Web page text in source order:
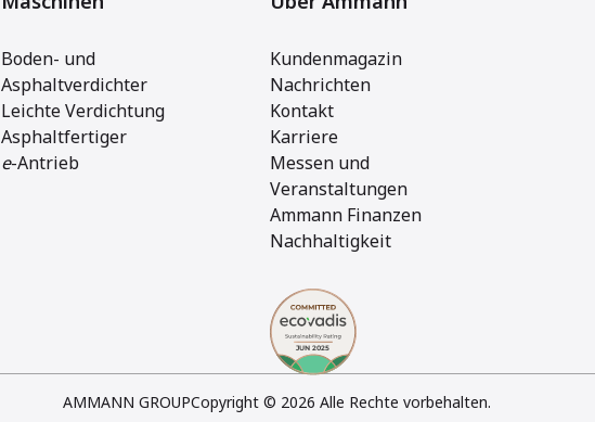
Boden- und
Asphaltverdichter
Leichte Verdichtung
Asphaltfertiger
e-Antrieb
Kundenmagazin
Nachrichten
Kontakt
Karriere
Messen und
Veranstaltungen
Ammann Finanzen
Nachhaltigkeit
AMMANN GROUPCopyright © 2026 Alle Rechte vorbehalten.